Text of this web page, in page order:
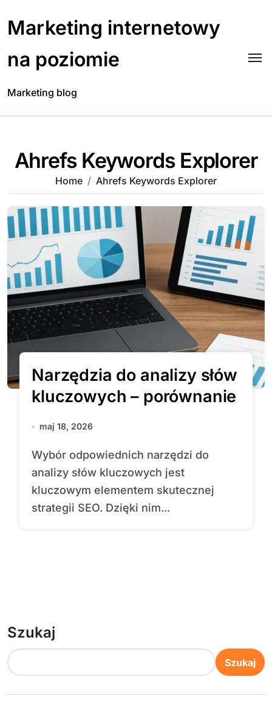
content
Marketing internetowy
na poziomie
Marketing blog
Ahrefs Keywords Explorer
Home Ahrefs Keywords Explorer
Narzędzia do analizy słów
kluczowych – porównanie
maj 18, 2026
Wybór odpowiednich narzędzi do
analizy słów kluczowych jest
kluczowym elementem skutecznej
strategii SEO. Dzięki nim...
Szukaj
Szukaj